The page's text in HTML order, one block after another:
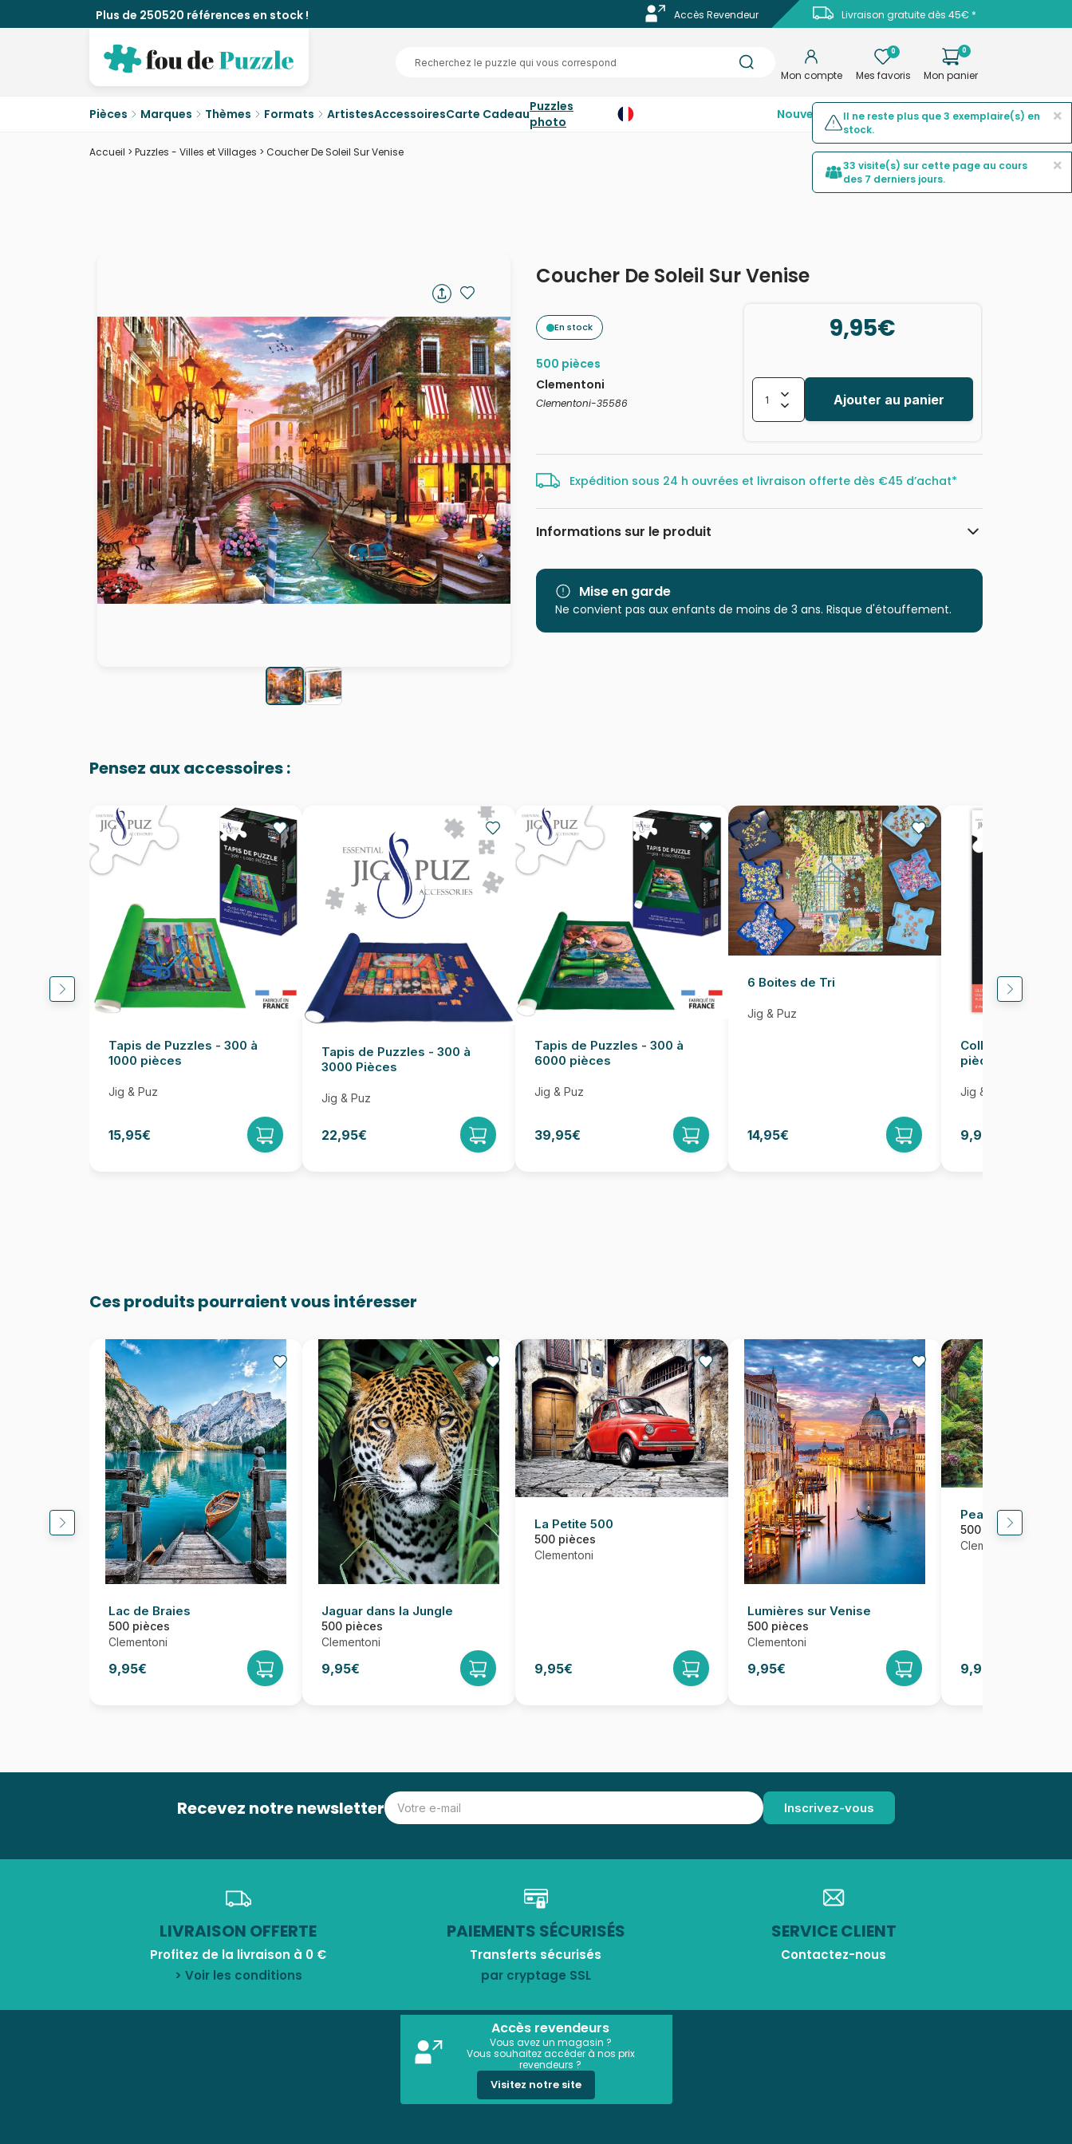
Plus de 250520 références en stock ! Livraison gratuite dès 45€ *
Accès Revendeur
Mon compte
0
Mes favoris
0
Mon panier
Pièces Marques Thèmes Formats ArtistesAccessoiresCarte CadeauPuzzles
photo
NouveautésTop ventesPromotions
Accueil > Puzzles - Villes et Villages > Coucher De Soleil Sur Venise
Coucher De Soleil Sur Venise
En stock
500 pièces
Clementoni
Clementoni-35586
9,95€
Ajouter au panier
Expédition sous 24 h ouvrées et livraison offerte dès €45 d’achat*
Informations sur le produit
Catégorie
Puzzles - Villes et Villages
Age
Puzzle pour Adultes (500 à 48.000
Mise en garde
Ne convient pas aux enfants de moins de 3 ans. Risque d'étouffement.
Pensez aux accessoires :
Tapis de Puzzles - 300 à
1000 pièces
Jig & Puz
15,95€
Tapis de Puzzles - 300 à
3000 Pièces
Jig & Puz
22,95€
Tapis de Puzzles - 300 à
6000 pièces
Jig & Puz
39,95€
6 Boites de Tri
Jig & Puz
14,95€
Colle pour Puzzle
pièces
Jig & Puz
9,95€
Ces produits pourraient vous intéresser
Lac de Braies
500 pièces
Clementoni
9,95€
Jaguar dans la Jungle
500 pièces
Clementoni
9,95€
La Petite 500
500 pièces
Clementoni
9,95€
Lumières sur Venise
500 pièces
Clementoni
9,95€
Peace - The Flow
500 pièces
Clementoni
9,95€
Recevez notre newsletter
LIVRAISON OFFERTE
Profitez de la livraison à 0 €
> Voir les conditions
PAIEMENTS SÉCURISÉS
Transferts sécurisés
par cryptage SSL
SERVICE CLIENT
Contactez-nous
Accès revendeurs
Vous avez un magasin ?
Vous souhaitez accéder à nos prix
revendeurs ?
Visitez notre site
×
Il ne reste plus que 3 exemplaire(s) en
stock.
×
33 visite(s) sur cette page au cours
des 7 derniers jours.